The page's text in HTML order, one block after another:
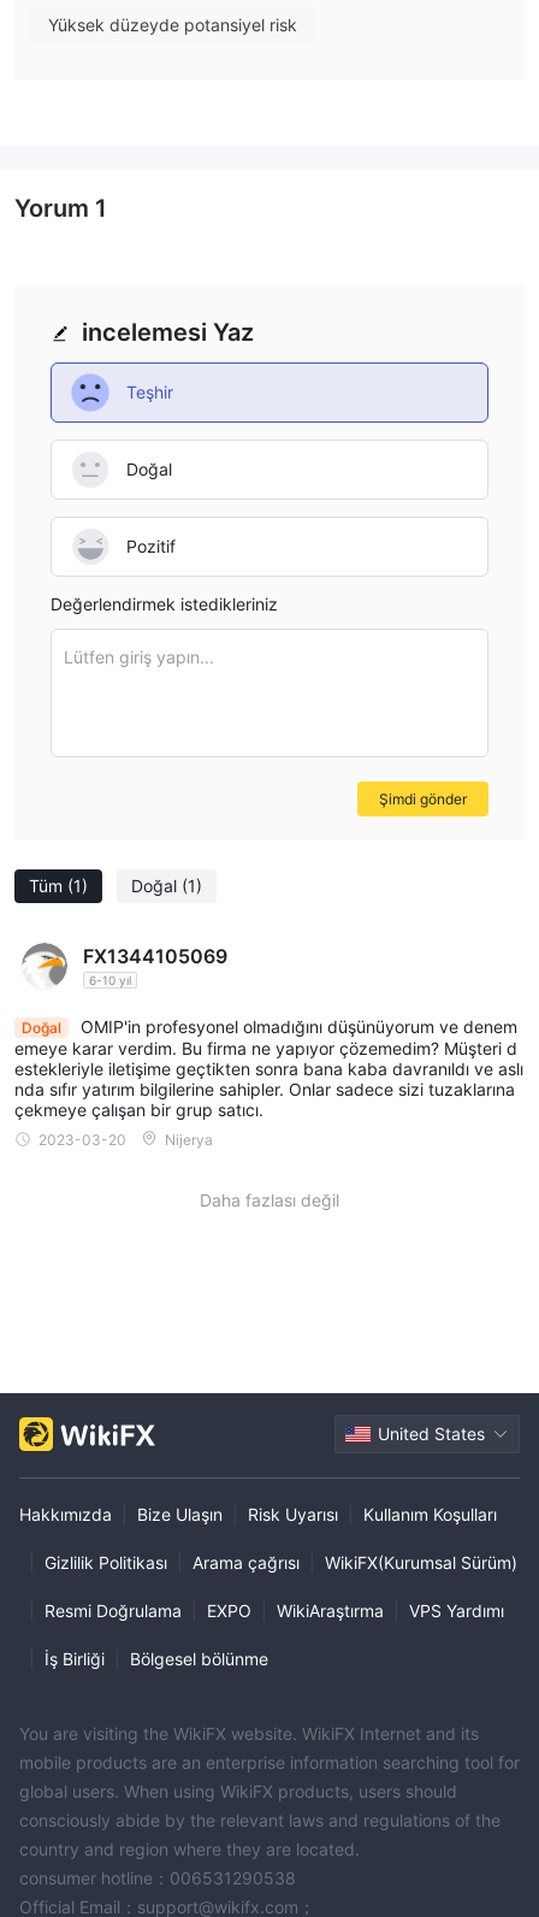
OMIP Ücretleri
https://www.omip.pt/en/admission-and-maintenance-
fees-omip
Yüksek düzeyde potansiyel risk
Tüm (1) Doğal (1)
FX1344105069
6-10 yıl
Doğal
OMIP'in profesyonel olmadığını düşünüyorum ve denem
emeye karar verdim. Bu firma ne yapıyor çözemedim? Müşteri d
estekleriyle iletişime geçtikten sonra bana kaba davranıldı ve aslı
nda sıfır yatırım bilgilerine sahipler. Onlar sadece sizi tuzaklarına
çekmeye çalışan bir grup satıcı.
2023-03-20 Nijerya
Daha fazlası değil
incelemesi Yaz
Teşhir
Doğal
Pozitif
Değerlendirmek istedikleriniz
Lütfen giriş yapın...
Şimdi gönder
Yorum 1
United States
Hakkımızda Bize Ulaşın Risk Uyarısı Kullanım Koşulları
Gizlilik Politikası Arama çağrısı WikiFX(Kurumsal Sürüm)
Resmi Doğrulama EXPO WikiAraştırma VPS Yardımı
İş Birliği Bölgesel bölünme
You are visiting the WikiFX website. WikiFX Internet and its
mobile products are an enterprise information searching tool for
global users. When using WikiFX products, users should
consciously abide by the relevant laws and regulations of the
country and region where they are located.
consumer hotline：006531290538
Official Email：support@wikifx.com；